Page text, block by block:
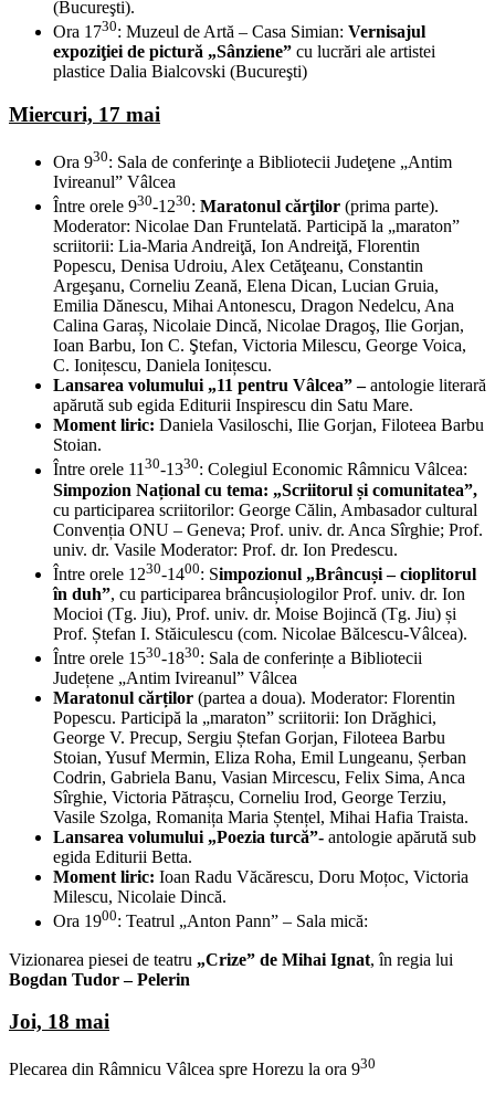
(Bucureşti).
Ora 1730: Muzeul de Artă – Casa Simian: Vernisajul
expoziţiei de pictură „Sânziene” cu lucrări ale artistei
plastice Dalia Bialcovski (Bucureşti)
Miercuri, 17 mai
Ora 930: Sala de conferinţe a Bibliotecii Judeţene „Antim
Ivireanul” Vâlcea
Între orele 930-1230: Maratonul cărţilor (prima parte).
Moderator: Nicolae Dan Fruntelată. Participă la „maraton”
scriitorii: Lia-Maria Andreiţă, Ion Andreiţă, Florentin
Popescu, Denisa Udroiu, Alex Cetăţeanu, Constantin
Argeşanu, Corneliu Zeană, Elena Dican, Lucian Gruia,
Emilia Dănescu, Mihai Antonescu, Dragon Nedelcu, Ana
Calina Garaș, Nicolaie Dincă, Nicolae Dragoş, Ilie Gorjan,
Ioan Barbu, Ion C. Ştefan, Victoria Milescu, George Voica,
C. Ionițescu, Daniela Ionițescu.
Lansarea volumului „11 pentru Vâlcea” –antologie literară
apărută sub egida Editurii Inspirescu din Satu Mare.
Moment liric: Daniela Vasiloschi, Ilie Gorjan, Filoteea Barbu
Stoian.
Între orele 1130-1330: Colegiul Economic Râmnicu Vâlcea:
Simpozion Național cu tema: „Scriitorul și comunitatea”,
cu participarea scriitorilor: George Călin, Ambasador cultural
Convenția ONU – Geneva; Prof. univ. dr. Anca Sîrghie; Prof.
univ. dr. Vasile Moderator: Prof. dr. Ion Predescu.
Între orele 1230-1400: Simpozionul „Brâncuși – cioplitorul
în duh”, cu participarea brâncușiologilor Prof. univ. dr. Ion
Mocioi (Tg. Jiu), Prof. univ. dr. Moise Bojincă (Tg. Jiu) și
Prof. Ștefan I. Stăiculescu (com. Nicolae Bălcescu-Vâlcea).
Între orele 1530-1830: Sala de conferințe a Bibliotecii
Județene „Antim Ivireanul” Vâlcea
Maratonul cărților (partea a doua). Moderator: Florentin
Popescu. Participă la „maraton” scriitorii: Ion Drăghici,
George V. Precup, Sergiu Ștefan Gorjan, Filoteea Barbu
Stoian, Yusuf Mermin, Eliza Roha, Emil Lungeanu, Șerban
Codrin, Gabriela Banu, Vasian Mircescu, Felix Sima, Anca
Sîrghie, Victoria Pătrașcu, Corneliu Irod, George Terziu,
Vasile Szolga, Romanița Maria Ștențel, Mihai Hafia Traista.
Lansarea volumului „Poezia turcă”- antologie apărută sub
egida Editurii Betta.
Moment liric: Ioan Radu Văcărescu, Doru Moțoc, Victoria
Milescu, Nicolaie Dincă.
Ora 1900: Teatrul „Anton Pann” – Sala mică:
Vizionarea piesei de teatru „Crize” de Mihai Ignat, în regia lui
Bogdan Tudor – Pelerin
Joi, 18 mai
Plecarea din Râmnicu Vâlcea spre Horezu la ora 930